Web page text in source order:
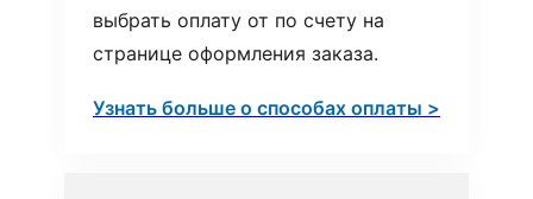
выбрать оплату от по счету на
странице оформления заказа.
Узнать больше о способах оплаты >